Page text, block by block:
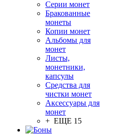
Серии монет
Бракованные
монеты
Копии монет
Альбомы для
монет
Листы,
монетники,
капсулы
Средства для
чистки монет
Аксессуары для
монет
+ ЕЩЕ 15